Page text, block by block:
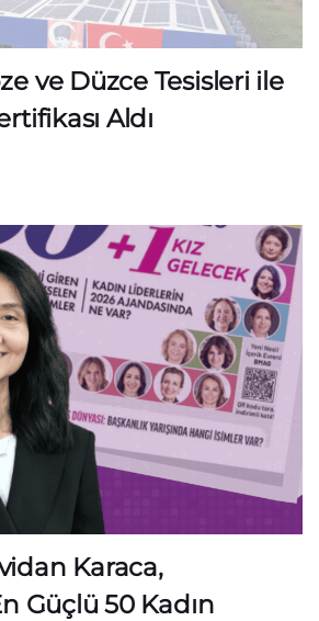
ve Düzce Tesisleri ile
Aldı
Karaca,
Güçlü 50 Kadın